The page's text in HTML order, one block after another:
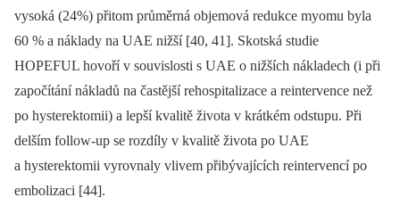
vysoká (24%) přitom průměrná objemová redukce myomu byla
60 % a náklady na UAE nižší [40, 41]. Skotská studie
HOPEFUL hovoří v souvislosti s UAE o nižších nákladech (i při
započítání nákladů na častější rehospitalizace a reintervence než
po hysterektomii) a lepší kvalitě života v krátkém odstupu. Při
delším follow-up se rozdíly v kvalitě života po UAE
a hysterektomii vyrovnaly vlivem přibývajících reintervencí po
embolizaci [44].